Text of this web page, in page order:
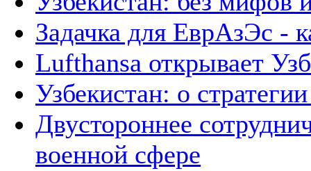
Задачка для ЕврАзЭс -
Lufthansa открывает
Узбекистан: о
Двустороннее
военной сфере